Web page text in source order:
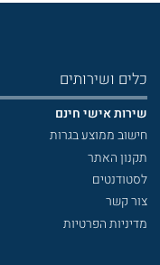
כלים ושירותים
שירות אישי חינם
חישוב ממוצע בגרות
תקנון האתר
לסטודנטים
צור קשר
מדיניות הפרטיות